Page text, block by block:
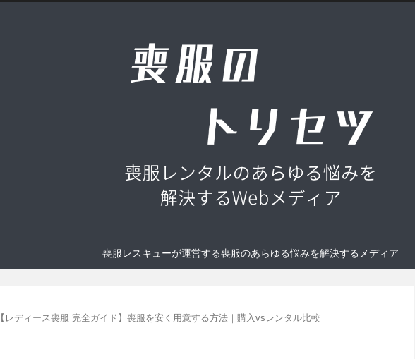
喪服レスキューが運営する喪服のあらゆる悩みを解決するメディア
【レディース喪服 完全ガイド】喪服を安く用意する方法｜購入vsレンタル比較